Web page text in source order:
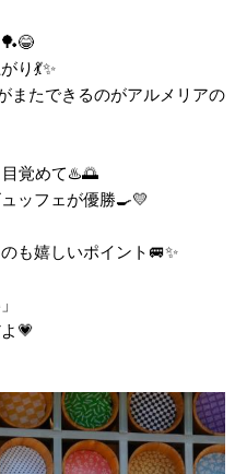
り💃✨
またできるのがアルメリアの
目覚めて♨️🌅
ッフェが優勝🍳💛
も嬉しいポイント🚐✨
💗